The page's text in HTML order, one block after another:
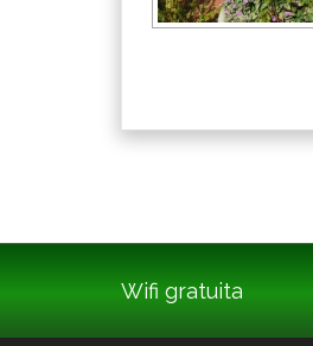
Wifi gratuita